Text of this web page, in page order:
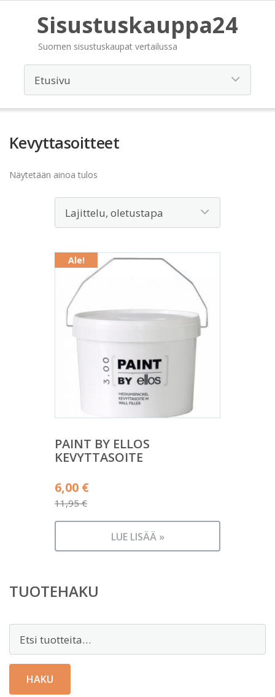
Sisustuskauppa24
Suomen sisustuskaupat vertailussa
Kevyttasoitteet
Näytetään ainoa tulos
Ale!
PAINT BY ELLOS
KEVYTTASOITE
11,95€
Alkuperäinen
hinta
oli:
6,00 €
Nykyinen
on:
LUE LISÄÄ »
TUOTEHAKU
HAKU